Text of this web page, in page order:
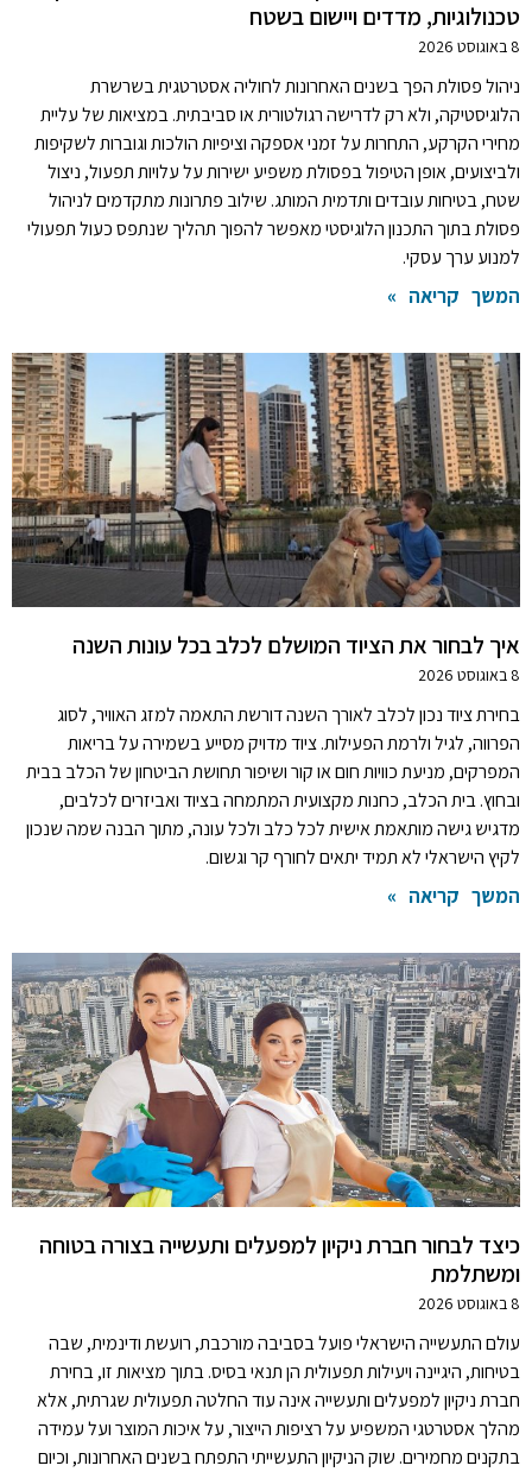
טכנולוגיות, מדדים ויישום בשטח
8 באוגוסט 2026
ניהול פסולת הפך בשנים האחרונות לחוליה אסטרטגית בשרשרת
הלוגיסטיקה, ולא רק לדרישה רגולטורית או סביבתית. במציאות של עליית
מחירי הקרקע, התחרות על זמני אספקה וציפיות הולכות וגוברות לשקיפות
ולביצועים, אופן הטיפול בפסולת משפיע ישירות על עלויות תפעול, ניצול
שטח, בטיחות עובדים ותדמית המותג. שילוב פתרונות מתקדמים לניהול
פסולת בתוך התכנון הלוגיסטי מאפשר להפוך תהליך שנתפס כעול תפעולי
למנוע ערך עסקי.
המשך קריאה »
איך לבחור את הציוד המושלם לכלב בכל עונות השנה
8 באוגוסט 2026
בחירת ציוד נכון לכלב לאורך השנה דורשת התאמה למזג האוויר, לסוג
הפרווה, לגיל ולרמת הפעילות. ציוד מדויק מסייע בשמירה על בריאות
המפרקים, מניעת כוויות חום או קור ושיפור תחושת הביטחון של הכלב בבית
ובחוץ. בית הכלב, כחנות מקצועית המתמחה בציוד ואביזרים לכלבים,
מדגיש גישה מותאמת אישית לכל כלב ולכל עונה, מתוך הבנה שמה שנכון
לקיץ הישראלי לא תמיד יתאים לחורף קר וגשום.
המשך קריאה »
כיצד לבחור חברת ניקיון למפעלים ותעשייה בצורה בטוחה
ומשתלמת
8 באוגוסט 2026
עולם התעשייה הישראלי פועל בסביבה מורכבת, רועשת ודינמית, שבה
בטיחות, היגיינה ויעילות תפעולית הן תנאי בסיס. בתוך מציאות זו, בחירת
חברת ניקיון למפעלים ותעשייה אינה עוד החלטה תפעולית שגרתית, אלא
מהלך אסטרטגי המשפיע על רציפות הייצור, על איכות המוצר ועל עמידה
בתקנים מחמירים. שוק הניקיון התעשייתי התפתח בשנים האחרונות, וכיום